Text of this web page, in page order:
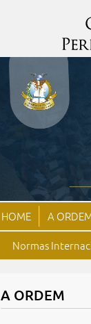
HOME A
Normas
A ORDEM